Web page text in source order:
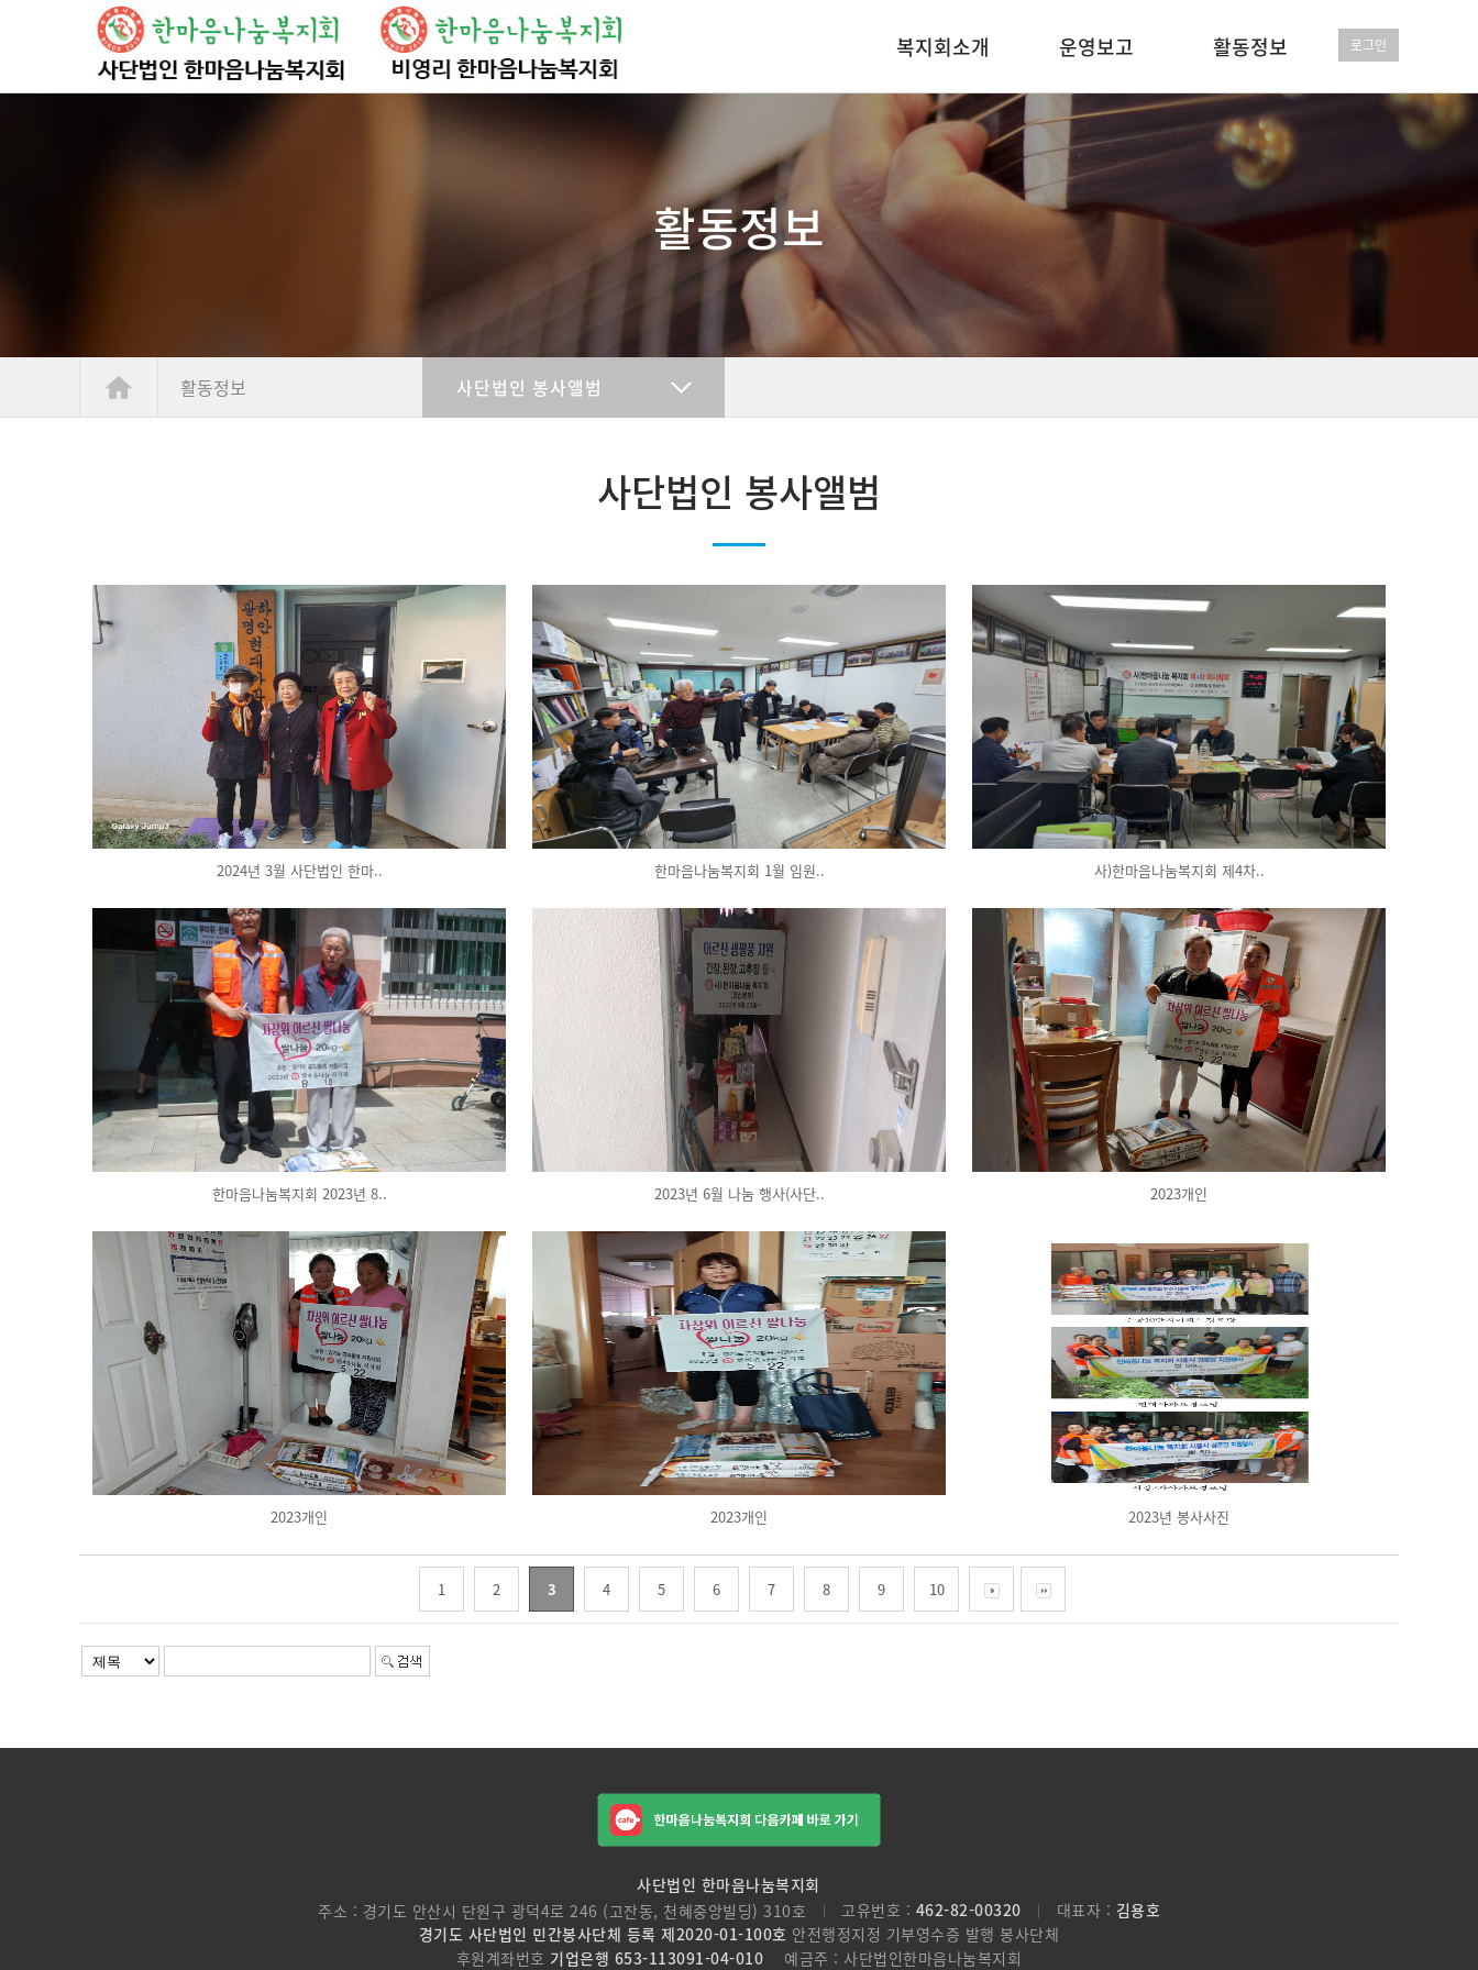
복지회소개
인사말
조직도
운영보고
사단법인 결산보고서
비영리 결산보고서
활동정보
사단법인 봉사앨범
비영리 봉사앨범
언론보도
로그인
활동정보
활동정보 사단법인 봉사앨범
사단법인 봉사앨범
2024년 3월 사단법인 한마.. 한마음나눔복지회 1월 임원.. 사)한마음나눔복지회 제4차..
한마음나눔복지회 2023년 8.. 2023년 6월 나눔 행사(사단.. 2023개인
2023개인 2023개인 2023년 봉사사진
1 2 3 4 5 6 7 8 9 10
사단법인 한마음나눔복지회
주소 : 경기도 안산시 단원구 광덕4로 246 (고잔동, 천혜중앙빌딩) 310호
고유번호 : 462-82-00320 대표자 : 김용호
경기도 사단법인 민간봉사단체 등록 제2020-01-100호 안전행정지정 기부영수증 발행 봉사단체
후원계좌번호 기업은행 653-113091-04-010 예금주 : 사단법인한마음나눔복지회